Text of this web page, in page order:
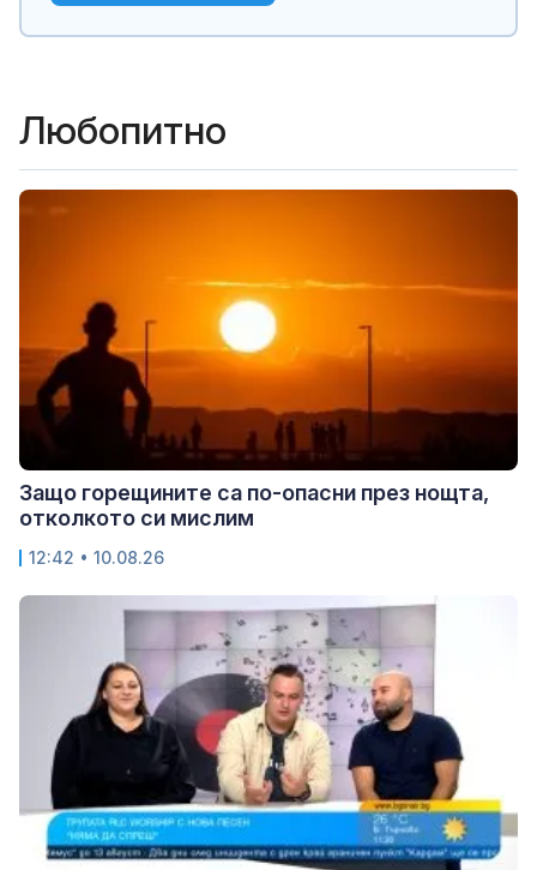
Любопитно
Защо горещините са по-опасни през нощта,
отколкото си мислим
12:42 • 10.08.26